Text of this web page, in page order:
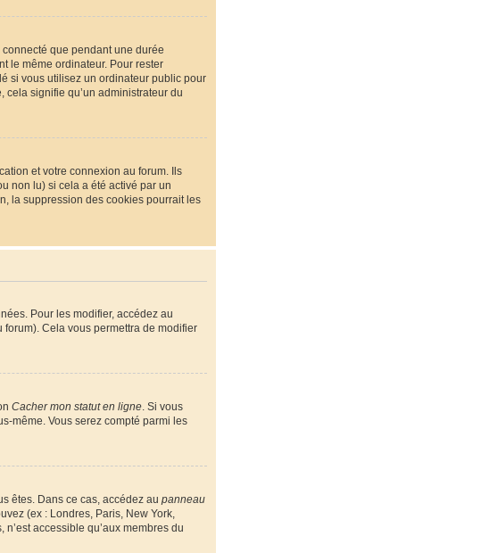
que pendant une durée
le même ordinateur. Pour rester
si vous utilisez un ordinateur public pour
cela signifie qu’un administrateur du
et votre connexion au forum. Ils
non lu) si cela a été activé par un
la suppression des cookies pourrait les
Pour les modifier, accédez au
Cela vous permettra de modifier
Cacher mon statut en ligne . Si vous
même. Vous serez compté parmi les
êtes. Dans ce cas, accédez au panneau
(ex : Londres, Paris, New York,
accessible qu’aux membres du